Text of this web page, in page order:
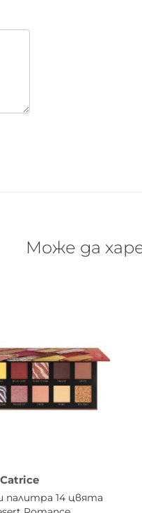
Може да
Catrice
палитра 14 цвята